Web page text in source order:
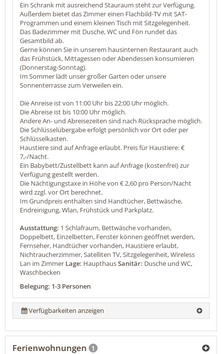
Ein Schrank mit ausreichend Stauraum steht zur Verfügung.
Außerdem bietet das Zimmer einen Flachbild-TV mit SAT-
Programmen und einem kleinen Tisch mit Sitzgelegenheit.
Das Badezimmer mit Dusche, WC und Fön rundet das
Gesamtbild ab.
Gerne können Sie in unserem hausinternen Restaurant auch
das Frühstück, Mittagessen oder Abendessen konsumieren
(Donnerstag-Sonntag).
Im Sommer lädt unser großer Garten oder unsere
Sonnenterrasse zum Verweilen ein.
Die Anreise ist von 11:00 Uhr bis 22:00 Uhr möglich.
Die Abreise ist bis 10:00 Uhr möglich.
Andere An- und Abreisezeiten sind nach Rücksprache möglich.
Die Schlüsselübergabe erfolgt persönlich vor Ort oder per
Schlüsselkasten.
Haustiere sind auf Anfrage erlaubt. Preis für Haustiere: €
7,-/Nacht.
Ein Babybett/Zustellbett kann auf Anfrage (kostenfrei) zur
Verfügung gestellt werden.
Die Nächtigungstaxe in Höhe von € 2,60 pro Person/Nacht
wird zzgl. vor Ort berechnet.
Im Grundpreis enthalten sind Handtücher, Bettwäsche,
Endreinigung, Wlan, Frühstück und Parkplatz.
Ausstattung: 1 Schlafraum, Bettwäsche vorhanden,
Doppelbett, Einzelbetten, Fenster können geöffnet werden,
Fernseher, Handtücher vorhanden, Haustiere erlaubt,
Nichtraucherzimmer, Satelliten TV, Sitzgelegenheit, Wireless
Lan im Zimmer Lage: HaupthausSanitär: Dusche und WC,
Waschbecken
Belegung: 1-3 Personen
Verfügbarkeiten anzeigen
Ferienwohnungen 1